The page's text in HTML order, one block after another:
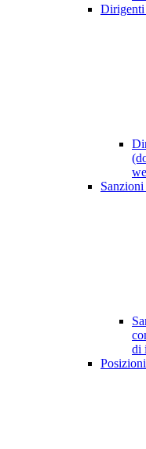
Dirigenti
di